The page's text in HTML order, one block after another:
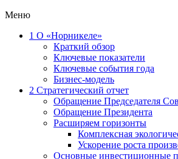
Меню
1 О «Норникеле»
Краткий обзор
Ключевые показатели
Ключевые события года
Бизнес-модель
2 Стратегический отчет
Обращение Председателя
Обращение Президента
Расширяем горизонты
Комплексная
Ускорение роста
Основные инвестиционные